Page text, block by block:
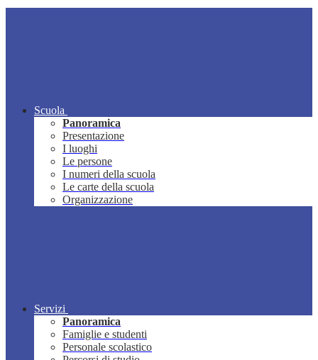
Scuola
Panoramica
Presentazione
I luoghi
Le persone
I numeri della scuola
Le carte della scuola
Organizzazione
Servizi
Panoramica
Famiglie e studenti
Personale scolastico